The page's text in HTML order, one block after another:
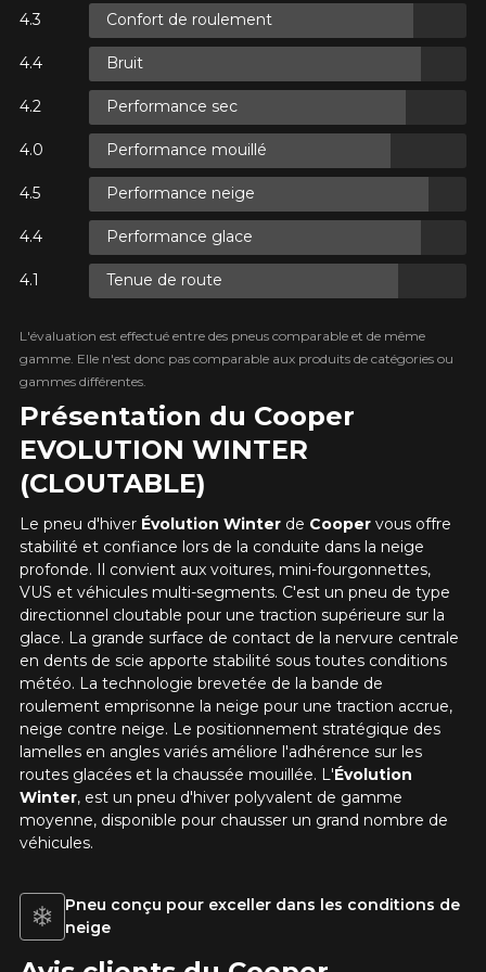
Présentation du Cooper
EVOLUTION WINTER
(CLOUTABLE)
Le pneu d'hiverÉvolution Winter de Cooper vous offre
stabilité et confiance lors de la conduite dans la neige
profonde. Il convient aux voitures, mini-fourgonnettes,
VUS et véhicules multi-segments. C'est un pneu de type
directionnel cloutable pour une traction supérieure sur la
glace. La grande surface de contact de la nervure centrale
en dents de scie apporte stabilité sous toutes conditions
météo. La technologie brevetée de la bande de
roulement emprisonne la neige pour une traction accrue,
neige contre neige. Le positionnement stratégique des
lamelles en angles variés améliore l'adhérence sur les
routes glacées et la chaussée mouillée. L'Évolution
Winter, est un pneu d'hiver polyvalent de gamme
moyenne, disponible pour chausser un grand nombre de
véhicules.
Confort de roulement
Bruit
Performance sec
Performance mouillé
Performance neige
Performance glace
Tenue de route
L'évaluation est effectué entre des pneus comparable et de même
gamme. Elle n'est donc pas comparable aux produits de catégories ou
gammes différentes.
Pneu conçu pour exceller dans les conditions de
neige